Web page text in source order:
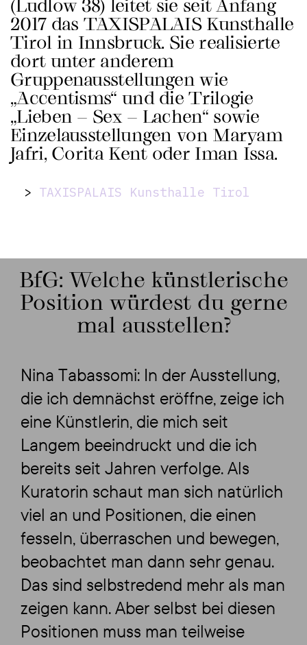
(Ludlow 38) leitet sie seit Anfang
2017 das TAXISPALAIS Kunsthalle
Tirol in Innsbruck. Sie realisierte
dort unter anderem
Gruppenausstellungen wie
„Accentisms“ und die Trilogie
„Lieben – Sex – Lachen“ sowie
Einzelausstellungen von Maryam
Jafri, Corita Kent oder Iman Issa.
> TAXISPALAIS Kunsthalle Tirol
BfG: Welche künstlerische
Position würdest du gerne
mal ausstellen?
Nina Tabassomi: In der Ausstellung,
die ich demnächst eröffne, zeige ich
eine Künstlerin, die mich seit
Langem beeindruckt und die ich
bereits seit Jahren verfolge. Als
Kuratorin schaut man sich natürlich
viel an und Positionen, die einen
fesseln, überraschen und bewegen,
beobachtet man dann sehr genau.
Das sind selbstredend mehr als man
zeigen kann. Aber selbst bei diesen
Positionen muss man teilweise